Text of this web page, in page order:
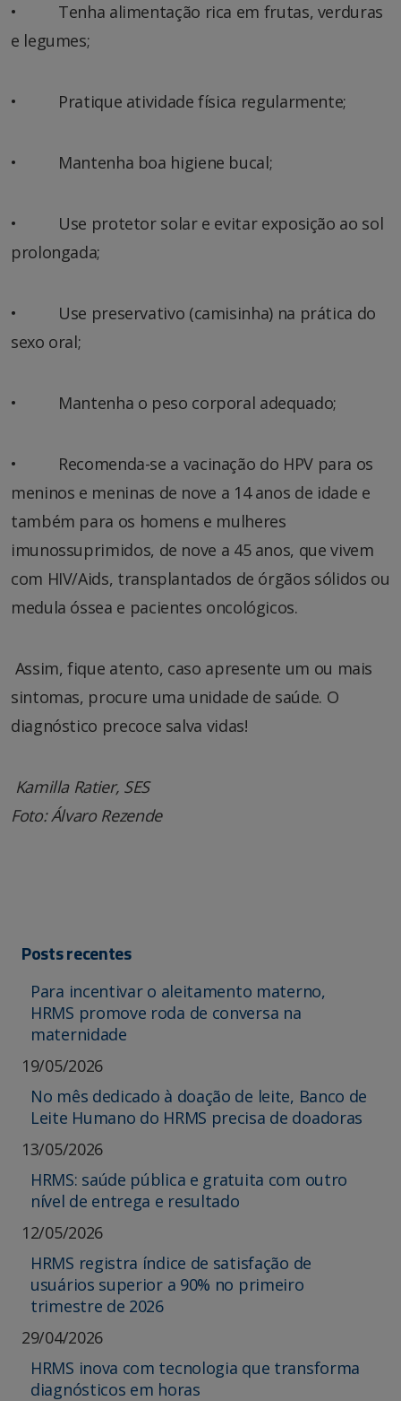
• Tenha alimentação rica em frutas, verduras
e legumes;
• Pratique atividade física regularmente;
• Mantenha boa higiene bucal;
• Use protetor solar e evitar exposição ao sol
prolongada;
• Use preservativo (camisinha) na prática do
sexo oral;
• Mantenha o peso corporal adequado;
• Recomenda-se a vacinação do HPV para os
meninos e meninas de nove a 14 anos de idade e
também para os homens e mulheres
imunossuprimidos, de nove a 45 anos, que vivem
com HIV/Aids, transplantados de órgãos sólidos ou
medula óssea e pacientes oncológicos.
Assim, fique atento, caso apresente um ou mais
sintomas, procure uma unidade de saúde. O
diagnóstico precoce salva vidas!
Kamilla Ratier, SES
Foto: Álvaro Rezende
Posts recentes
Para incentivar o aleitamento materno,
HRMS promove roda de conversa na
maternidade
19/05/2026
No mês dedicado à doação de leite, Banco de
Leite Humano do HRMS precisa de doadoras
13/05/2026
HRMS: saúde pública e gratuita com outro
nível de entrega e resultado
12/05/2026
HRMS registra índice de satisfação de
usuários superior a 90% no primeiro
trimestre de 2026
29/04/2026
HRMS inova com tecnologia que transforma
diagnósticos em horas